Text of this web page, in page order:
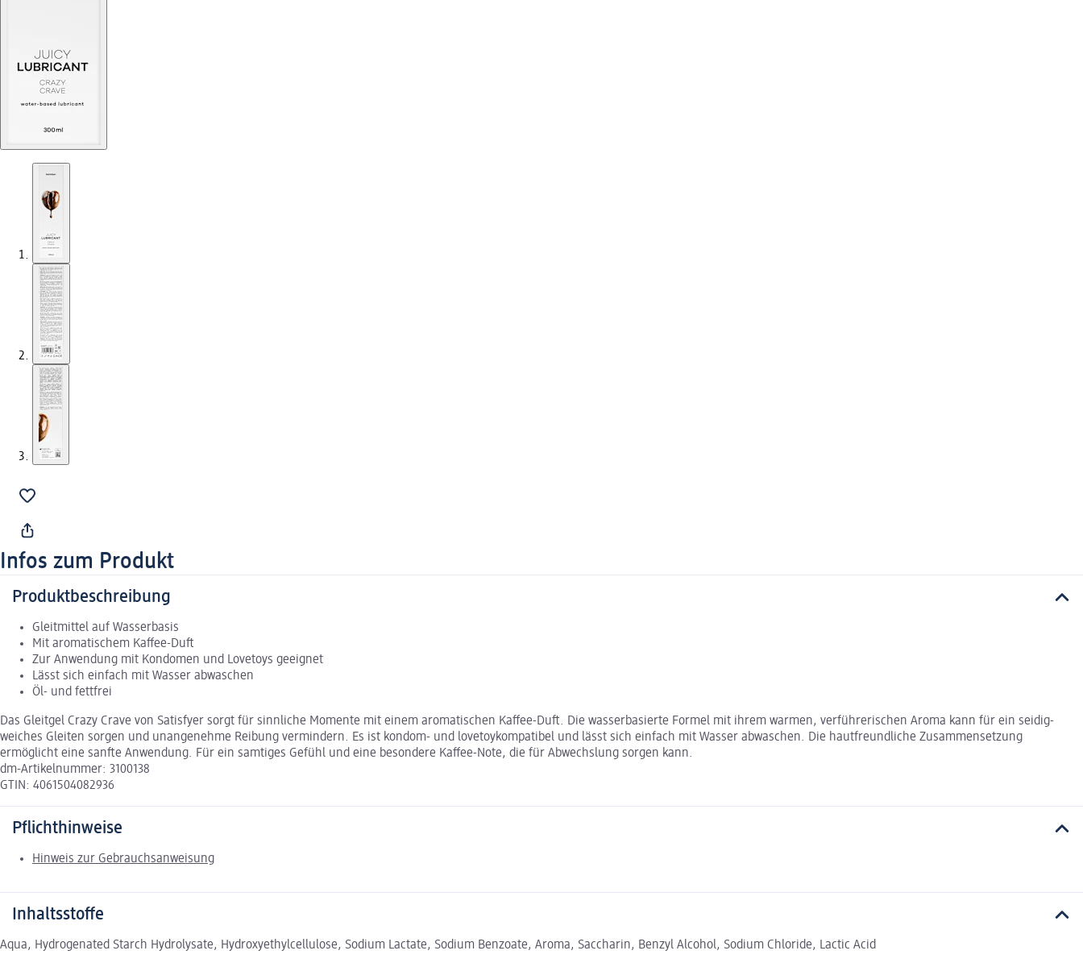
Infos zum Produkt
Produktbeschreibung
Gleitmittel auf Wasserbasis
Mit aromatischem Kaffee-Duft
Zur Anwendung mit Kondomen und Lovetoys geeignet
Lässt sich einfach mit Wasser abwaschen
Öl- und fettfrei
Das Gleitgel Crazy Crave von Satisfyer sorgt für sinnliche Momente mit einem aromatischen Kaffee-Duft. Die wasserbasierte Formel mit ihrem warmen, verführerischen Aroma kann für ein seidig-
weiches Gleiten sorgen und unangenehme Reibung vermindern. Es ist kondom- und lovetoykompatibel und lässt sich einfach mit Wasser abwaschen. Die hautfreundliche Zusammensetzung
ermöglicht eine sanfte Anwendung. Für ein samtiges Gefühl und eine besondere Kaffee-Note, die für Abwechslung sorgen kann.
dm-Artikelnummer: 3100138
GTIN: 4061504082936
Pflichthinweise
Hinweis zur Gebrauchsanweisung
Inhaltsstoffe
Aqua, Hydrogenated Starch Hydrolysate, Hydroxyethylcellulose, Sodium Lactate, Sodium Benzoate, Aroma, Saccharin, Benzyl Alcohol, Sodium Chloride, Lactic Acid